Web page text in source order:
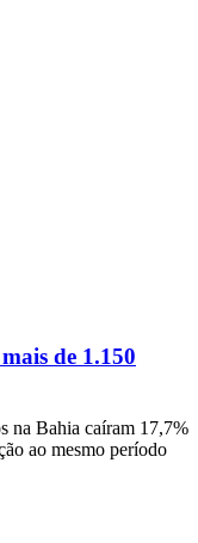
de 1.150
na Bahia caíram 17,7%
ao mesmo período